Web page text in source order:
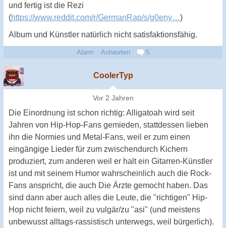
und fertig ist die Rezi
(https://www.reddit.com/r/GermanRap/s/g0eny…)
Album und Künstler natürlich nicht satisfaktionsfähig.
Alarm Antworten 5
CoolerTyp
Vor 2 Jahren
Die Einordnung ist schon richtig: Alligatoah wird seit
Jahren von Hip-Hop-Fans gemieden, stattdessen lieben
ihn die Normies und Metal-Fans, weil er zum einen
eingängige Lieder für zum zwischendurch Kichern
produziert, zum anderen weil er halt ein Gitarren-Künstler
ist und mit seinem Humor wahrscheinlich auch die Rock-
Fans anspricht, die auch Die Ärzte gemocht haben. Das
sind dann aber auch alles die Leute, die "richtigen" Hip-
Hop nicht feiern, weil zu vulgär/zu "asi" (und meistens
unbewusst alltags-rassistisch unterwegs, weil bürgerlich).